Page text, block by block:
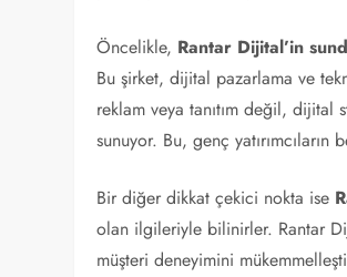
Öncelikle, Rantar Dijital’in
Bu şirket, dijital pazarlama ve
reklam veya tanıtım değil, dijital
sunuyor. Bu, genç
Bir diğer dikkat çekici nokta ise
olan ilgileriyle bilinirler. Rantar
müşteri deneyimini